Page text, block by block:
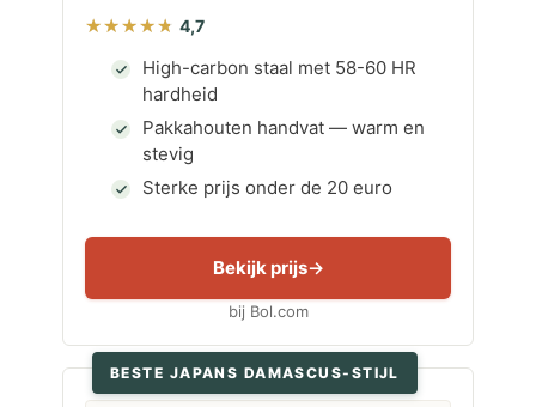
4,7
High-carbon staal met 58-60 HR
hardheid
Pakkahouten handvat — warm en
stevig
Sterke prijs onder de 20 euro
Bekijk prijs
bij Bol.com
BESTE JAPANS DAMASCUS-STIJL